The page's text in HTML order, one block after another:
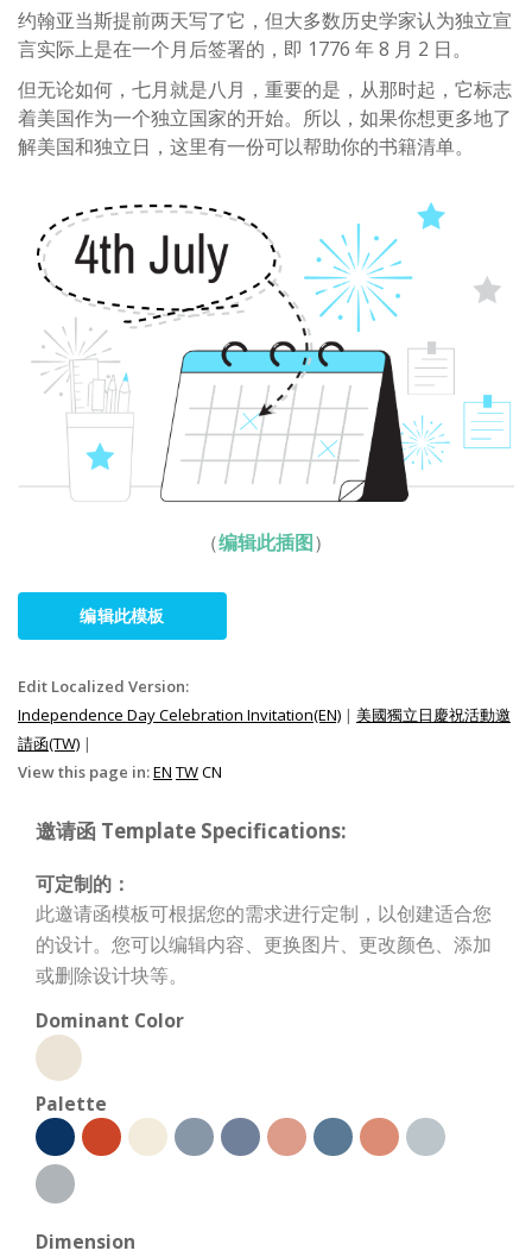
约翰亚当斯提前两天写了它，但大多数历史学家认为独立宣
言实际上是在一个月后签署的，即 1776 年 8 月 2 日。
但无论如何，七月就是八月，重要的是，从那时起，它标志
着美国作为一个独立国家的开始。所以，如果你想更多地了
解美国和独立日，这里有一份可以帮助你的书籍清单。
（编辑此插图）
编辑此模板
Edit Localized Version:
Independence Day Celebration Invitation(EN) | 美國獨立日慶祝活動邀
請函(TW) |
View this page in:EN TWCN
邀请函 Template Specifications:
可定制的：
此邀请函模板可根据您的需求进行定制，以创建适合您
的设计。您可以编辑内容、更换图片、更改颜色、添加
或删除设计块等。
Dominant Color
Palette
Dimension